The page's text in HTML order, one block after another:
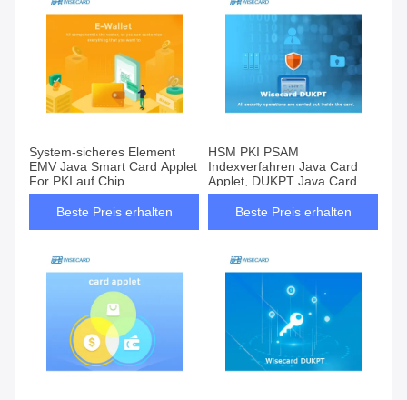
System-sicheres Element
EMV Java Smart Card Applet
For PKI auf Chip
Beste Preis erhalten
HSM PKI PSAM
Indexverfahren Java Card
Applet, DUKPT Java Card
Software
Beste Preis erhalten